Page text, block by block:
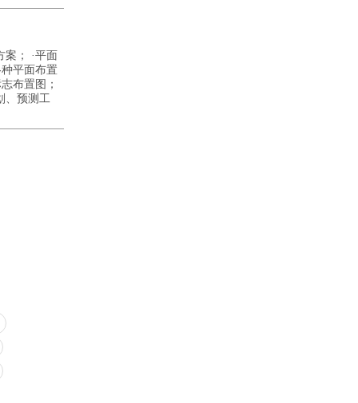
案； ·平面
平面布置
布置图；
、预测工